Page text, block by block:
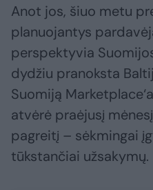
Anot jos, šiuo metu
planuojantys
perspektyvia
dydžiu pranoksta
Suomiją
atvėrė praėjusį
pagreitį – sėkmingai
tūkstančiai užsakymų.